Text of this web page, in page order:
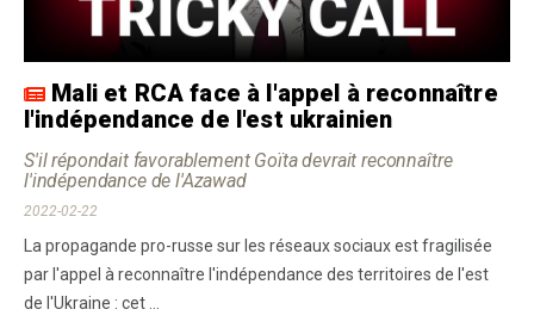
Mali et RCA face à l'appel à reconnaître
l'indépendance de l'est ukrainien
S'il répondait favorablement Goïta devrait reconnaître
l'indépendance de l'Azawad
2022-02-22
La propagande pro-russe sur les réseaux sociaux est fragilisée
par l'appel à reconnaître l'indépendance des territoires de l'est
de l'Ukraine : cet ...